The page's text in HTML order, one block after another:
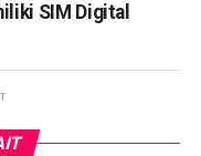
SIM Digital